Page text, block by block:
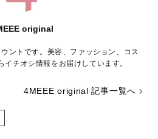
original
ントです。美容、ファッション、コス
イチオシ情報をお届けしています。
4MEEE original 記事一覧へ